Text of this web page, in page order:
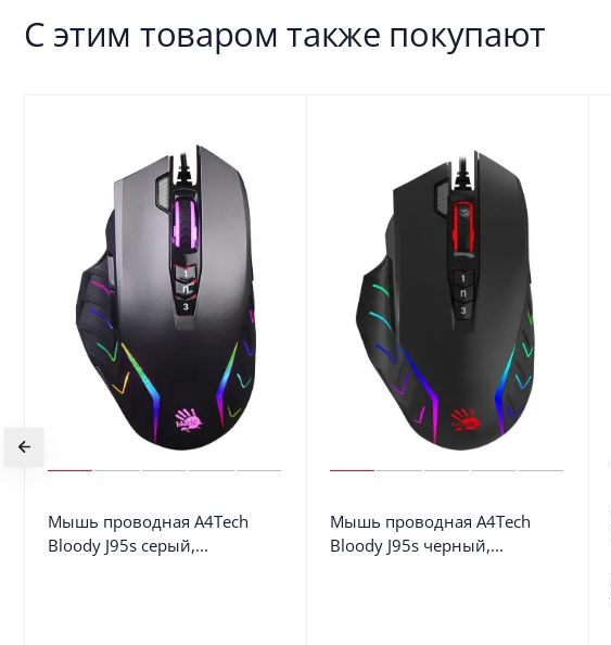
С этим товаром также покупают
Мышь проводная A4Tech
Bloody J95s серый,...
Мышь проводная A4Tech
Bloody J95s черный,...